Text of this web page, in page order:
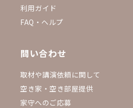
利用ガイド
FAQ・ヘルプ
問い合わせ
取材や講演依頼に関して
空き家・空き部屋提供
家守へのご応募